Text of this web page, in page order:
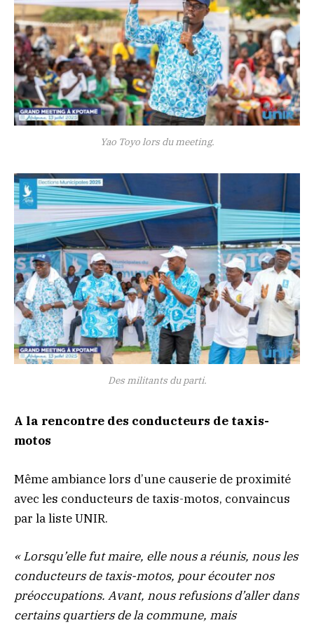
Yao Toyo lors du meeting.
Des militants du parti.
A la rencontre des conducteurs de taxis-
motos
Même ambiance lors d’une causerie de proximité
avec les conducteurs de taxis-motos, convaincus
par la liste UNIR.
« Lorsqu’elle fut maire, elle nous a réunis, nous les
conducteurs de taxis-motos, pour écouter nos
préoccupations. Avant, nous refusions d’aller dans
certains quartiers de la commune, mais